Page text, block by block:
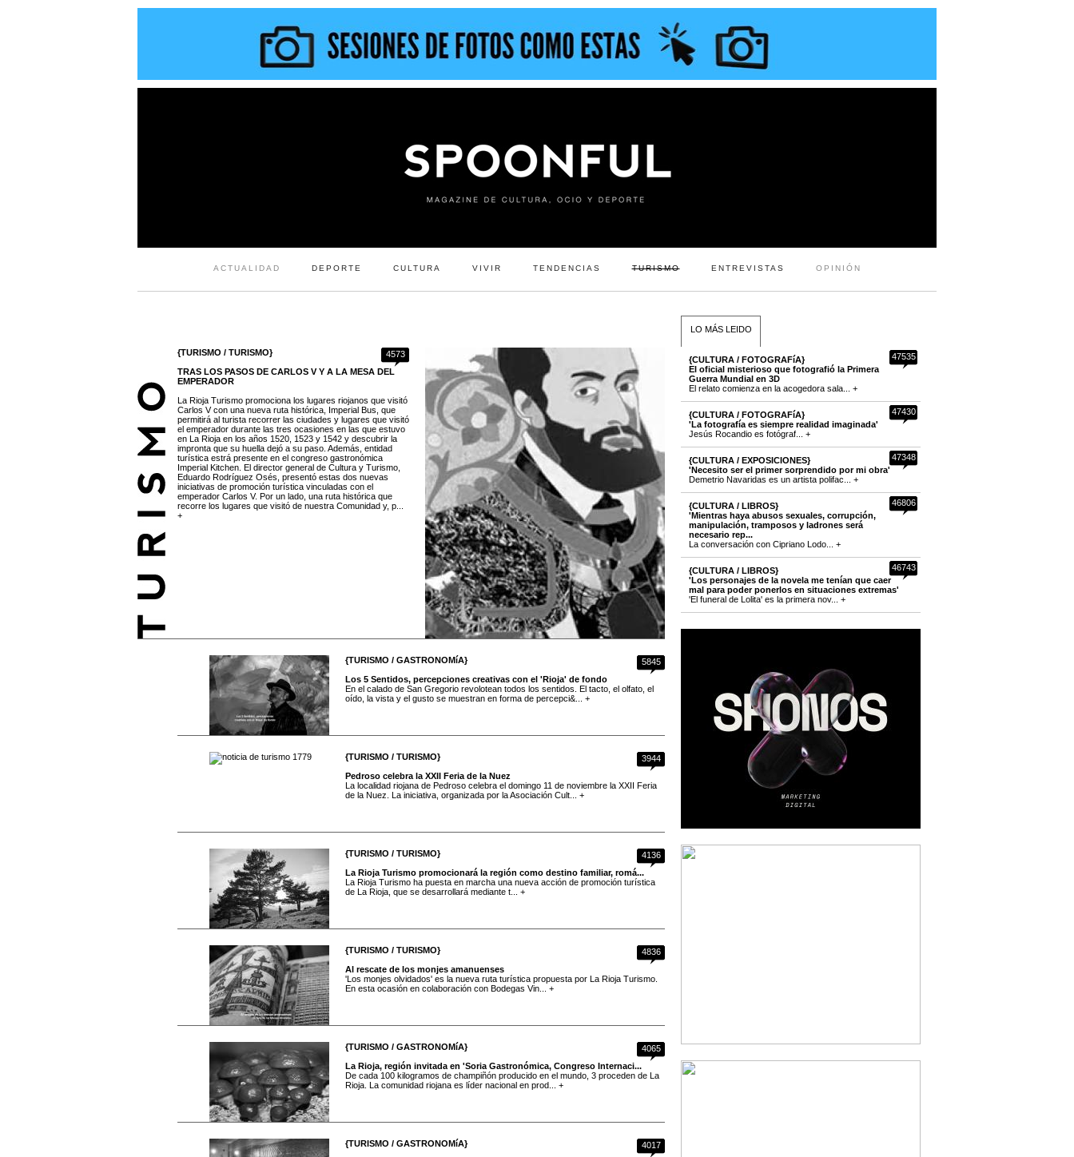
ACTUALIDAD DEPORTE CULTURA VIVIR TENDENCIAS TURISMO ENTREVISTAS OPINIÓN
4573
{TURISMO / TURISMO}
TRAS LOS PASOS DE CARLOS V Y A LA MESA DEL
EMPERADOR
La Rioja Turismo promociona los lugares riojanos que visitó
Carlos V con una nueva ruta histórica, Imperial Bus, que
permitirá al turista recorrer las ciudades y lugares que visitó
el emperador durante las tres ocasiones en las que estuvo
en La Rioja en los años 1520, 1523 y 1542 y descubrir la
impronta que su huella dejó a su paso. Además, entidad
turística estrá presente en el congreso gastronómica
Imperial Kitchen. El director general de Cultura y Turismo,
Eduardo Rodríguez Osés, presentó estas dos nuevas
iniciativas de promoción turística vinculadas con el
emperador Carlos V. Por un lado, una ruta histórica que
recorre los lugares que visitó de nuestra Comunidad y, p...
+
5845
{TURISMO / GASTRONOMíA}
Los 5 Sentidos, percepciones creativas con el 'Rioja' de fondo
En el calado de San Gregorio revolotean todos los sentidos. El tacto, el olfato, el
oído, la vista y el gusto se muestran en forma de percepci&... +
3944
{TURISMO / TURISMO}
Pedroso celebra la XXII Feria de la Nuez
La localidad riojana de Pedroso celebra el domingo 11 de noviembre la XXII Feria
de la Nuez. La iniciativa, organizada por la Asociación Cult... +
4136
{TURISMO / TURISMO}
La Rioja Turismo promocionará la región como destino familiar, romá...
La Rioja Turismo ha puesta en marcha una nueva acción de promoción turística
de La Rioja, que se desarrollará mediante t... +
4836
{TURISMO / TURISMO}
Al rescate de los monjes amanuenses
'Los monjes olvidados' es la nueva ruta turística propuesta por La Rioja Turismo.
En esta ocasión en colaboración con Bodegas Vin... +
4065
{TURISMO / GASTRONOMíA}
La Rioja, región invitada en 'Soria Gastronómica, Congreso Internaci...
De cada 100 kilogramos de champiñón producido en el mundo, 3 proceden de La
Rioja. La comunidad riojana es líder nacional en prod... +
4017
{TURISMO / GASTRONOMíA}
LO MÁS LEIDO
47535
{CULTURA / FOTOGRAFíA}
El oficial misterioso que fotografió la Primera
Guerra Mundial en 3D
El relato comienza en la acogedora sala... +
47430
{CULTURA / FOTOGRAFíA}
'La fotografía es siempre realidad imaginada'
Jesús Rocandio es fotógraf... +
47348
{CULTURA / EXPOSICIONES}
'Necesito ser el primer sorprendido por mi obra'
Demetrio Navaridas es un artista polifac... +
46806
{CULTURA / LIBROS}
'Mientras haya abusos sexuales, corrupción,
manipulación, tramposos y ladrones será
necesario rep...
La conversación con Cipriano Lodo... +
46743
{CULTURA / LIBROS}
'Los personajes de la novela me tenían que caer
mal para poder ponerlos en situaciones extremas'
'El funeral de Lolita' es la primera nov... +